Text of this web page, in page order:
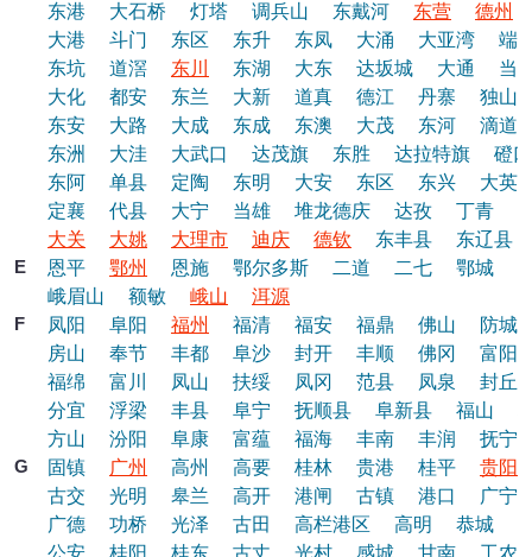
东港
大石桥 灯塔 调兵山 东戴河 东营
德州
大港
斗门 东区 东升 东凤 大涌 大亚湾
端
东坑
道滘 东川 东湖 大东 达坂城 大通
当
大化
都安 东兰 大新 道真 德江 丹寨
独山
东安
大路 大成 东成 东澳 大茂 东河
滴道
东洲
大洼 大武口 达茂旗 东胜 达拉特旗
磴口
东阿
单县 定陶 东明 大安 东区 东兴
大英
定襄
代县 大宁 当雄 堆龙德庆 达孜 丁青
大关
大姚 大理市 迪庆 德钦 东丰县
东辽县
E
恩平 鄂州 恩施 鄂尔多斯 二道 二七 鄂城
峨眉山
额敏 峨山
洱源
F
凤阳 阜阳 福州 福清 福安 福鼎 佛山
防城
房山
奉节 丰都 阜沙 封开 丰顺 佛冈
富阳
福绵
富川 凤山 扶绥 凤冈 范县 凤泉
封丘
分宜
浮梁 丰县 阜宁 抚顺县 阜新县 福山
方山
汾阳 阜康 富蕴 福海 丰南 丰润
抚宁
G
固镇 广州 高州 高要 桂林 贵港 桂平
贵阳
古交
光明 皋兰 高开 港闸 古镇 港口
广宁
广德
功桥 光泽 古田 高栏港区 高明 恭城
公安
桂阳 桂东 古丈 光村 感城 甘南
工农